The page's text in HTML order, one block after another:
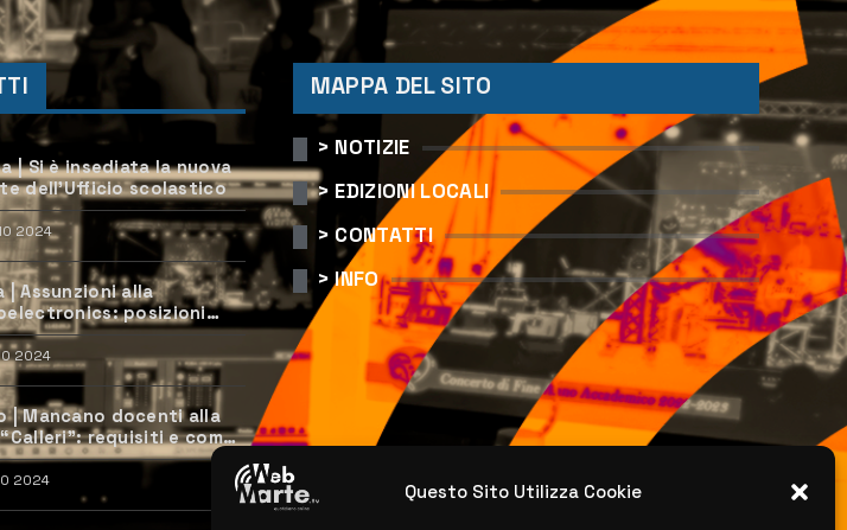
Questo Sito Utilizza Cookie
| Si è insediata la nuova
dell’Ufficio scolastico
2024
| Assunzioni alla
posizioni
come candidarsi
2024
| Mancano docenti alla
requisiti e come
2024
MAPPA DEL SITO
> NOTIZIE
> EDIZIONI LOCALI
> CONTATTI
> INFO